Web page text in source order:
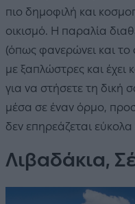
πιο δημοφιλή και
οικισμό. Η παραλία
(όπως φανερώνει και το
με ξαπλώστρες και έχει
για να στήσετε τη δική
μέσα σε έναν όρμο,
δεν επηρεάζεται
Λιβαδάκια,